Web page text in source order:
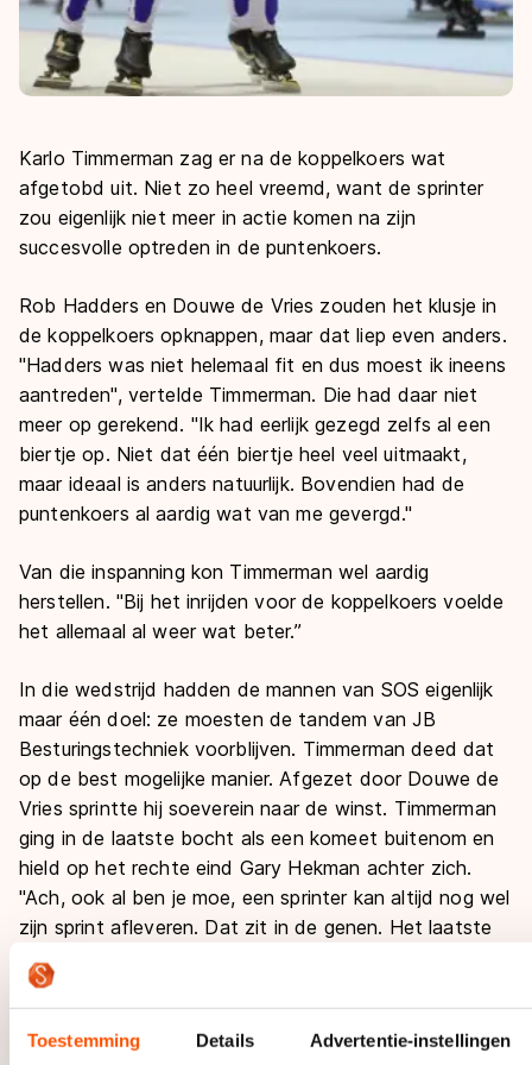
Toestemming Details Advertentie-instellingen
Karlo Timmerman zag er na de koppelkoers wat
afgetobd uit. Niet zo heel vreemd, want de sprinter
zou eigenlijk niet meer in actie komen na zijn
succesvolle optreden in de puntenkoers.
Rob Hadders en Douwe de Vries zouden het klusje in
de koppelkoers opknappen, maar dat liep even anders.
"Hadders was niet helemaal fit en dus moest ik ineens
aantreden", vertelde Timmerman. Die had daar niet
meer op gerekend. "Ik had eerlijk gezegd zelfs al een
biertje op. Niet dat één biertje heel veel uitmaakt,
maar ideaal is anders natuurlijk. Bovendien had de
puntenkoers al aardig wat van me gevergd."
Van die inspanning kon Timmerman wel aardig
herstellen. "Bij het inrijden voor de koppelkoers voelde
het allemaal al weer wat beter.’’
In die wedstrijd hadden de mannen van SOS eigenlijk
maar één doel: ze moesten de tandem van JB
Besturingstechniek voorblijven. Timmerman deed dat
op de best mogelijke manier. Afgezet door Douwe de
Vries sprintte hij soeverein naar de winst. Timmerman
ging in de laatste bocht als een komeet buitenom en
hield op het rechte eind Gary Hekman achter zich.
"Ach, ook al ben je moe, een sprinter kan altijd nog wel
zijn sprint afleveren. Dat zit in de genen. Het laatste
rondje ging eigenlijk zelfs best wel makkelijk."
Pascal Vergeer zag het vanaf de kant allemaal
vergenoegd aan. De trainer van SOS Kinderdorpen